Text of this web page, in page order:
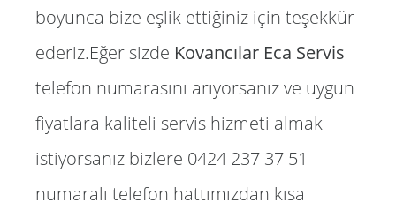
boyunca bize eşlik ettiğiniz için teşekkür
ederiz.Eğer sizde Kovancılar Eca Servis
telefon numarasını arıyorsanız ve uygun
fiyatlara kaliteli servis hizmeti almak
istiyorsanız bizlere 0424 237 37 51
numaralı telefon hattımızdan kısa